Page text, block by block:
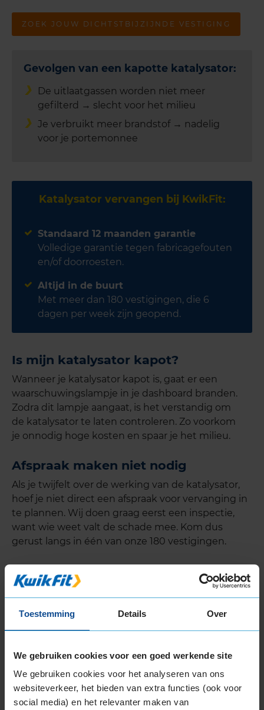
Toestemming Details Over
We gebruiken cookies voor een goed werkende site
We gebruiken cookies voor het analyseren van ons
websiteverkeer, het bieden van extra functies (ook voor
social media) en het relevanter maken van
ZOEK JOUW DICHTSTBIJZIJNDE VESTIGING
Gevolgen van een kapotte katalysator:
De uitlaatgassen worden niet meer
gefilterd → slecht voor het milieu
Je verbruikt meer brandstof → nadelig
voor je portemonnee
Katalysator vervangen bij KwikFit:
Standaard 12 maanden garantie
Volledige garantie tegen fabricagefouten
en/of doorroesten.
Altijd in de buurt
Met meer dan 180 vestigingen, die 6
dagen per week zijn geopend.
Is mijn katalysator kapot?
Wanneer je katalysator kapot is, gaat er een
waarschuwingslampje in je dashboard branden.
Zodra dit lampje aangaat, is het verstandig om
de katalysator te laten controleren. Zo voorkom
je onnodig hoge kosten en spaar je het milieu.
Afspraak maken niet nodig
Als je twijfelt over de werking van de katalysator,
hoef je niet direct een afspraak voor vervanging in
te plannen. Wij doen graag eerst een inspectie,
want wie weet valt de schade mee. Kom dus
gerust langs in één van onze 180 vestigingen.
Meest recente reviews van onze
8,0
"De man die me hielp was zeer behulpzaam en correct. Een